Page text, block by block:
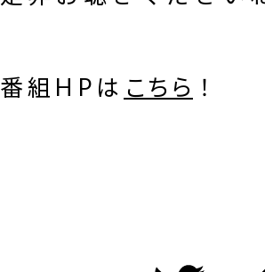
番組HPは こちら ！